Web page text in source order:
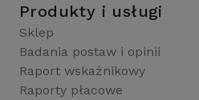
Produkty i usługi
Sklep
Badania postaw i opinii
Raport wskaźnikowy
Raporty płacowe